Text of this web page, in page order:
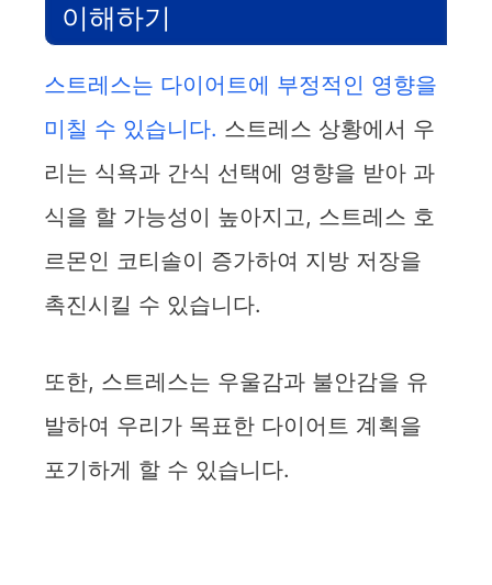
이해하기
스트레스는 다이어트에 부정적인 영향을
미칠 수 있습니다. 스트레스 상황에서 우
리는 식욕과 간식 선택에 영향을 받아 과
식을 할 가능성이 높아지고, 스트레스 호
르몬인 코티솔이 증가하여 지방 저장을
촉진시킬 수 있습니다.
또한, 스트레스는 우울감과 불안감을 유
발하여 우리가 목표한 다이어트 계획을
포기하게 할 수 있습니다.